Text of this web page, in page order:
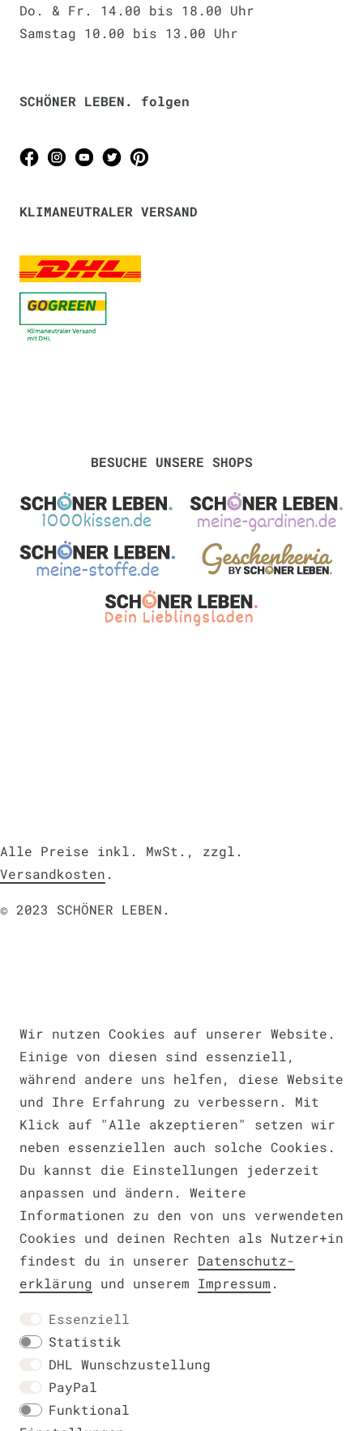
Do. & Fr. 14.00 bis 18.00 Uhr
Samstag 10.00 bis 13.00 Uhr
SCHÖNER LEBEN. folgen
KLIMANEUTRALER VERSAND
BESUCHE UNSERE SHOPS
Wir nutzen Cookies auf unserer Website.
Einige von diesen sind essenziell,
während andere uns helfen, diese Website
und Ihre Erfahrung zu verbessern. Mit
Klick auf "Alle akzeptieren" setzen wir
neben essenziellen auch solche Cookies.
Du kannst die Einstellungen jederzeit
anpassen und ändern. Weitere
Informationen zu den von uns verwendeten
Cookies und deinen Rechten als Nutzer+in
findest du in unserer Daten­schutz­
erklärung und unserem Impressum .
Essenziell
Statistik
DHL Wunschzustellung
PayPal
Funktional
Alle Preise inkl. MwSt., zzgl.
Versandkosten .
© 2023 SCHÖNER LEBEN.
Barrierefreiheitserklärung
Widerrufs­recht VERTRAG WIDERRUFEN